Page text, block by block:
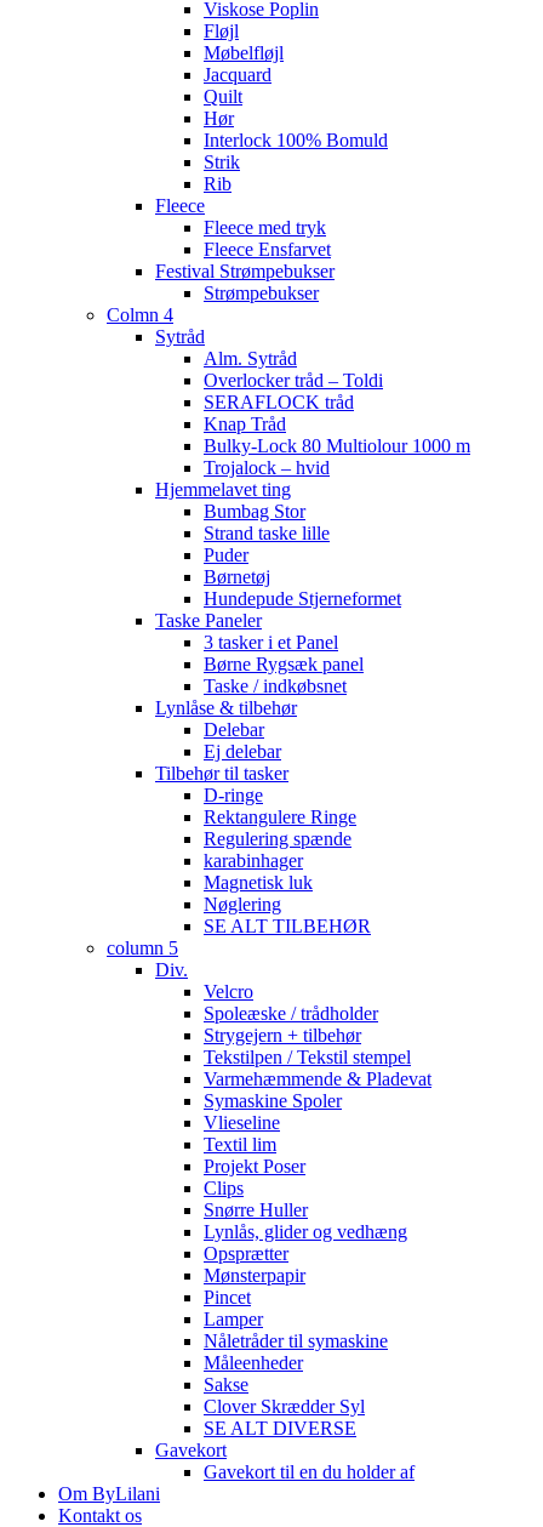
Viskose Poplin
Fløjl
Møbelfløjl
Jacquard
Quilt
Hør
Interlock 100% Bomuld
Strik
Rib
Fleece
Fleece med tryk
Fleece Ensfarvet
Festival Strømpebukser
Strømpebukser
Colmn 4
Sytråd
Alm. Sytråd
Overlocker tråd – Toldi
SERAFLOCK tråd
Knap Tråd
Bulky-Lock 80 Multiolour 1000 m
Trojalock – hvid
Hjemmelavet ting
Bumbag Stor
Strand taske lille
Puder
Børnetøj
Hundepude Stjerneformet
Taske Paneler
3 tasker i et Panel
Børne Rygsæk panel
Taske / indkøbsnet
Lynlåse & tilbehør
Delebar
Ej delebar
Tilbehør til tasker
D-ringe
Rektangulere Ringe
Regulering spænde
karabinhager
Magnetisk luk
Nøglering
SE ALT TILBEHØR
column 5
Div.
Velcro
Spoleæske / trådholder
Strygejern + tilbehør
Tekstilpen / Tekstil stempel
Varmehæmmende & Pladevat
Symaskine Spoler
Vlieseline
Textil lim
Projekt Poser
Clips
Snørre Huller
Lynlås, glider og vedhæng
Opsprætter
Mønsterpapir
Pincet
Lamper
Nåletråder til symaskine
Måleenheder
Sakse
Clover Skrædder Syl
SE ALT DIVERSE
Gavekort
Gavekort til en du holder af
Om ByLilani
Kontakt os